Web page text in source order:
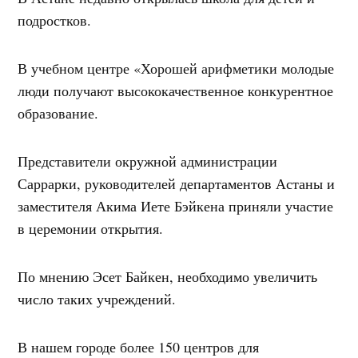
подростков.
В учебном центре «Хорошей арифметики молодые
люди получают высококачественное конкурентное
образование.
Представители окружной администрации
Саррарки, руководителей департаментов Астаны и
заместителя Акима Иете Бэйкена приняли участие
в церемонии открытия.
По мнению Эсет Байкен, необходимо увеличить
число таких учреждений.
В нашем городе более 150 центров для